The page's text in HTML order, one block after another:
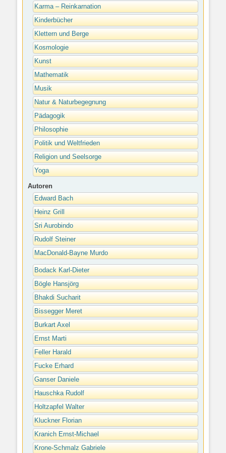
Karma – Reinkarnation
Kinderbücher
Klettern und Berge
Kosmologie
Kunst
Mathematik
Musik
Natur & Naturbegegnung
Pädagogik
Philosophie
Politik und Weltfrieden
Religion und Seelsorge
Yoga
Autoren
Edward Bach
Heinz Grill
Sri Aurobindo
Rudolf Steiner
MacDonald-Bayne Murdo
Bodack Karl-Dieter
Bögle Hansjörg
Bhakdi Sucharit
Bissegger Meret
Burkart Axel
Ernst Marti
Feller Harald
Fucke Erhard
Ganser Daniele
Hauschka Rudolf
Holtzapfel Walter
Kluckner Florian
Kranich Ernst-Michael
Krone-Schmalz Gabriele